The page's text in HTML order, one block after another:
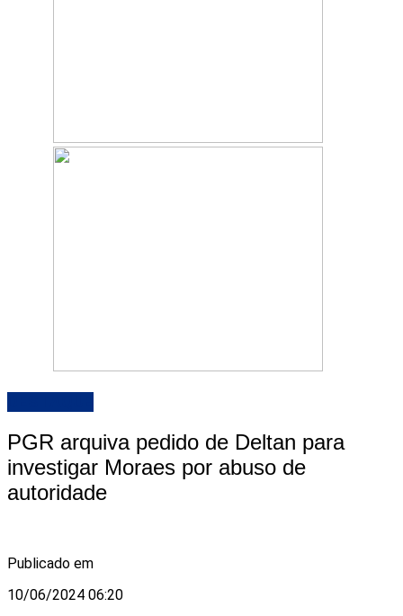
PGR arquiva pedido de Deltan para
investigar Moraes por abuso de
autoridade
Publicado em
10/06/2024 06:20